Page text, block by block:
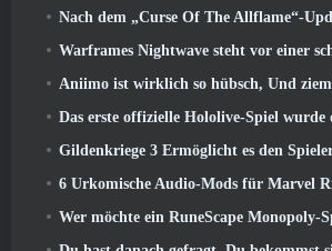
Nach dem „Curse Of The Allflame“-Update kündigt Path of Exile mehrere
Warframes Nightwave steht vor einer
Aniimo ist wirklich so hübsch, Und
Das erste offizielle Hololive-Spiel wurde diese
Gildenkriege 3 Ermöglicht es den Spielern, die Welt von Tyria zu erleben,
6 Urkomische Audio-Mods für Marvel Rivals, die man
Wer möchte ein RuneScape Monopoly-Spiel??